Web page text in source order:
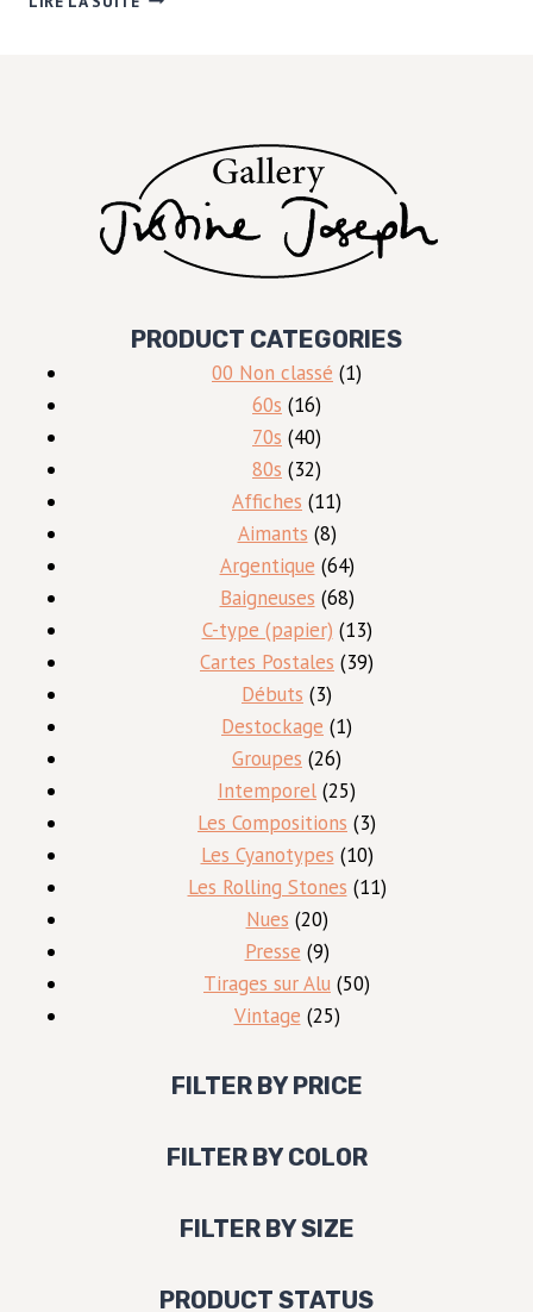
PRODUCT CATEGORIES
00 Non classé 11
60s 1616
produits
70s 4040
produits
80s 3232
produits
Affiches 1111
produits
Aimants 88
produits
Argentique 6464
produits
Baigneuses 6868
produits
C-type (papier) 1313
produits
Cartes Postales 3939
Débuts 33
produits
Destockage 11
Groupes 2626
produits
Intemporel 2525
produits
Les Compositions 33
produits
Les Cyanotypes 1010
produits
Les Rolling Stones 1111
Nues 2020
produits
Presse 99
produits
Tirages sur Alu 5050
Vintage 2525
FILTER BY PRICE
FILTER BY COLOR
FILTER BY SIZE
PRODUCT STATUS